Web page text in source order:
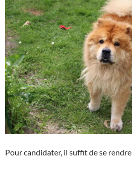
Pour candidater, il suffit de se rendre